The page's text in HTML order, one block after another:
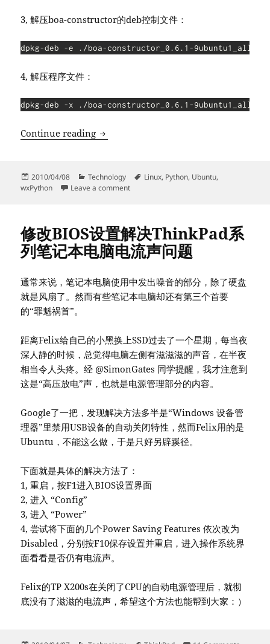
3, 解压boa-constructor的deb控制文件：
4, 解压程序文件：
Continue reading 解决依赖关系，让Debian/Ubuntu下的
Posted
on
2010/04/08 Categories
Technology Tags
Linux, Python, Ubuntu,
wxPython
Leave a commenton 解决依赖关系，让Debian/Ubuntu下的
修改BIOS设置解决ThinkPad系
列笔记本电脑电流声问题
通常来说，笔记本电脑使用中发出噪音的部分，除了硬盘
就是风扇了。然而有些笔记本电脑却还有第三个首要
的“罪魁祸首”。
距离Felix给自己的小黑换上SSD过去了一个星期，每当夜
深人静的时候，总觉得电脑左侧有滋滋滋的声音，在半夜
相当令人头疼。经 @SimonGates 同学提醒，我才注意到
这是“高压放电”声，也就是电源管理部分的内容。
Google了一把，发现解决方法多半是“Windows 设备管
理器”里禁用USB设备的自动关闭特性，然而Felix用的是
Ubuntu，不能这么做，于是只好另辟蹊径。
下面就是具体的解决方法了：
1, 重启，按F1进入BIOS设置界面
2, 进入 “Config”
3, 进入 “Power”
4, 尝试将下面的几个Power Saving Features 依次改为
Disabled，分别按F10保存设置并重启，进入操作系统界
面看看是否仍有电流声。
Felix的TP X200s在关闭了CPU的自动电源管理后，就彻
底没有了滋滋的电流声，希望这个方法也能帮到大家：）